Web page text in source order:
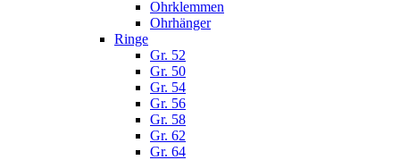
Ohrklemmen
Ohrhänger
Ringe
Gr. 52
Gr. 50
Gr. 54
Gr. 56
Gr. 58
Gr. 62
Gr. 64